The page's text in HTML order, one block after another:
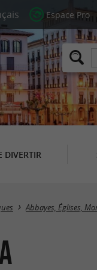
Espace Pro
DIVERTIR
Abbayes, Églises,